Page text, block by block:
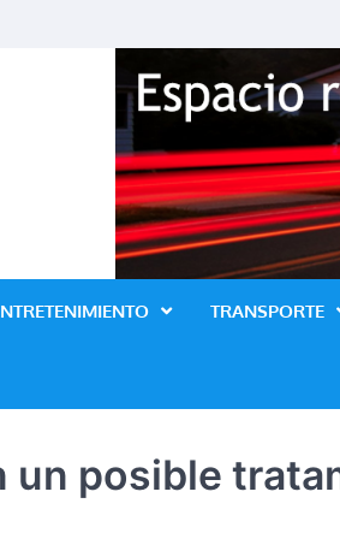
Revista Lo
TRANSPORTE
posible